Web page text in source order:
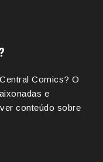
Comics? O
e
conteúdo sobre